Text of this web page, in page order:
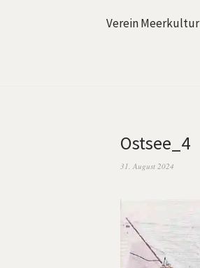
Verein Meerkultur
Ostsee_4
31. August 2024